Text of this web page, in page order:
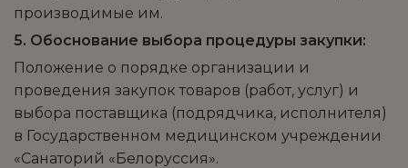
производимые им.
5. Обоснование выбора процедуры закупки:
Положение о порядке организации и
проведения закупок товаров (работ, услуг) и
выбора поставщика (подрядчика, исполнителя)
в Государственном медицинском учреждении
«Санаторий «Белоруссия».